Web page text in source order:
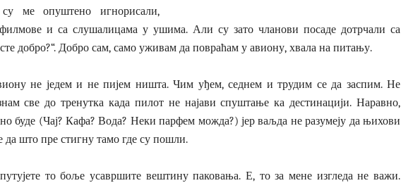
ме опуштено игнорисали,
и са слушалицама у ушима. Али су зато чланови посаде дотрчали са
добро?“. Добро сам, само уживам да повраћам у авиону, хвала на питању.
не једем и не пијем ништа. Чим уђем, седнем и трудим се да заспим. Не
све до тренутка када пилот не најави спуштање ка дестинацији. Наравно,
буде (Чај? Кафа? Вода? Неки парфем можда?) јер ваљда не разумеју да њихови
што пре стигну тамо где су пошли.
то боље усавршите вештину паковања. Е, то за мене изгледа не важи.